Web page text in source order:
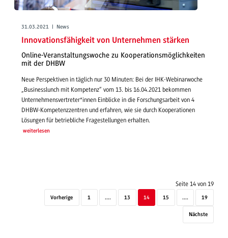
31.03.2021 | News
Innovationsfähigkeit von Unternehmen stärken
Online-Veranstaltungswoche zu Kooperationsmöglichkeiten
mit der DHBW
Neue Perspektiven in täglich nur 30 Minuten: Bei der IHK-Webinarwoche
„Businesslunch mit Kompetenz“ vom 13. bis 16.04.2021 bekommen
Unternehmensvertreter*innen Einblicke in die Forschungsarbeit von 4
DHBW-Kompetenzzentren und erfahren, wie sie durch Kooperationen
Lösungen für betriebliche Fragestellungen erhalten.
weiterlesen
Seite 14 von 19
Vorherige 1 .... 13 14 15 .... 19
Nächste